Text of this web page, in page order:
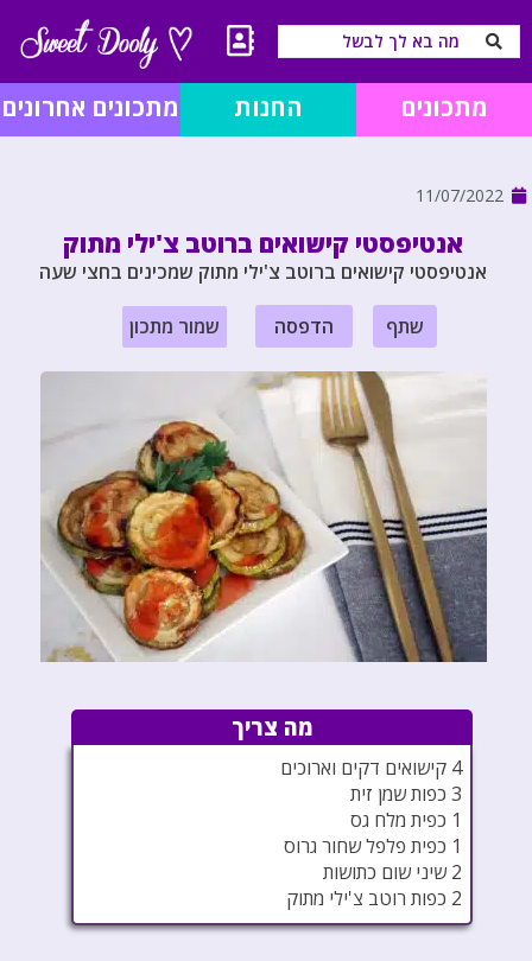
מתכונים החנות מתכונים אחרונים
11/07/2022
אנטיפסטי קישואים ברוטב צ'ילי מתוק
אנטיפסטי קישואים ברוטב צ'ילי מתוק שמכינים בחצי שעה
שתף הדפסה שמור מתכון
מה צריך
4 קישואים דקים וארוכים
3 כפות שמן זית
1 כפית מלח גס
1 כפית פלפל שחור גרוס
2 שיני שום כתושות
2 כפות רוטב צ'ילי מתוק